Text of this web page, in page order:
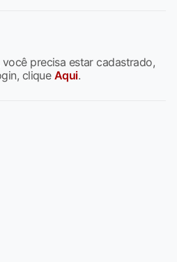
precisa estar cadastrado,
clique Aqui.